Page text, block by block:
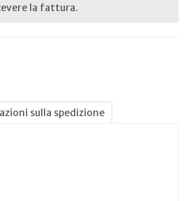
la fattura.
sulla spedizione